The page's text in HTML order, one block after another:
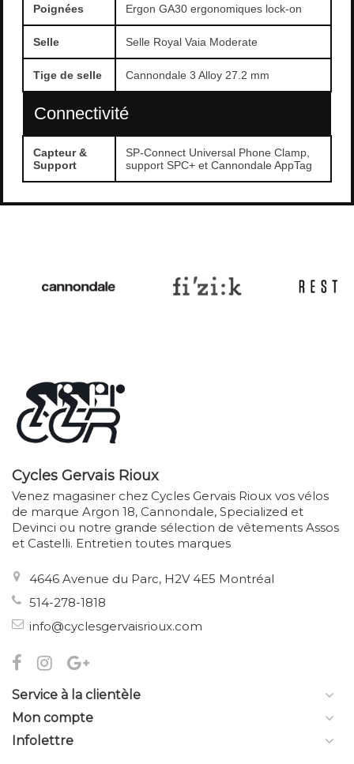
Poignées Ergon GA30 ergonomiques lock-on
Selle Selle Royal Vaia Moderate
Tige de selle Cannondale 3 Alloy 27.2 mm
Connectivité
Capteur &
Support
SP-Connect Universal Phone Clamp,
support SPC+ et Cannondale AppTag
Cycles Gervais Rioux
Venez magasiner chez Cycles Gervais Rioux vos vélos
de marque Argon 18, Cannondale, Specialized et
Devinci ou notre grande sélection de vêtements Assos
et Castelli. Entretien toutes marques
4646 Avenue du Parc, H2V 4E5 Montréal
514-278-1818
info@cyclesgervaisrioux.com
Service à la clientèle
Mon compte
Infolettre